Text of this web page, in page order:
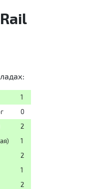
1
0
2
1
2
1
2